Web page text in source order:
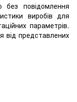
повідомлення
виробів для
параметрів.
від представлених